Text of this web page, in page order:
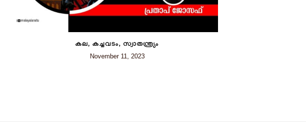
കല, കച്ചവടം, സ്വാതന്ത്ര്യം
November 11, 2023